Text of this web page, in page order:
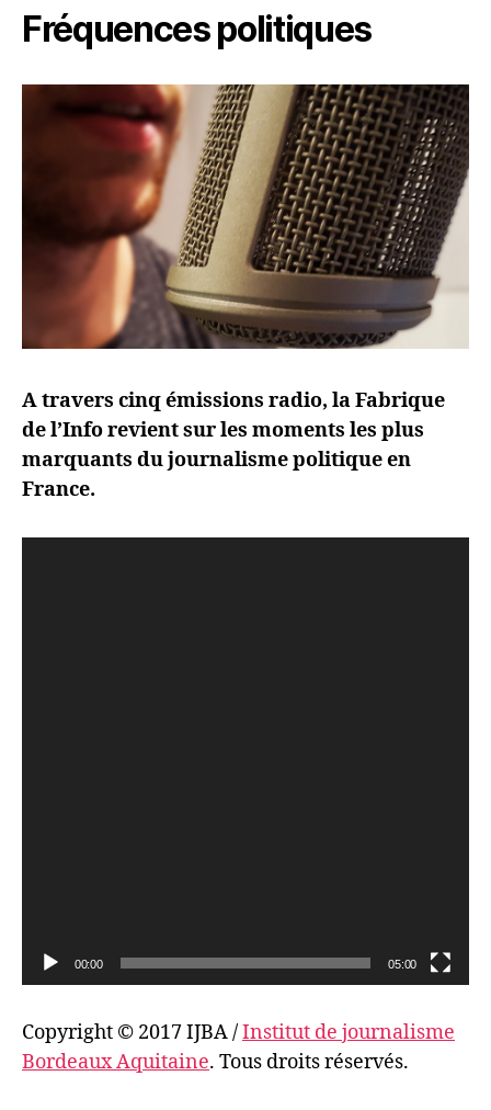
Fréquences politiques
A travers cinq émissions radio, la Fabrique
de l’Info revient sur les moments les plus
marquants du journalisme politique en
France.
00:00 05:00
Copyright © 2017 IJBA /Institut de journalisme
Bordeaux Aquitaine. Tous droits réservés.